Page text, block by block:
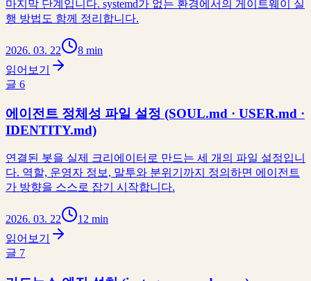
마지막 단계입니다. systemd가 없는 환경에서의 게이트웨이 실
행 방법도 함께 정리합니다.
2026. 03. 22
8 min
읽어보기
글 6
에이전트 정체성 파일 설정 (SOUL.md · USER.md ·
IDENTITY.md)
연결된 봇을 실제 크리에이터로 만드는 세 개의 파일 설정입니
다. 역할, 운영자 정보, 말투와 분위기까지 정의하면 에이전트
가 방향을 스스로 잡기 시작합니다.
2026. 03. 22
12 min
읽어보기
글 7